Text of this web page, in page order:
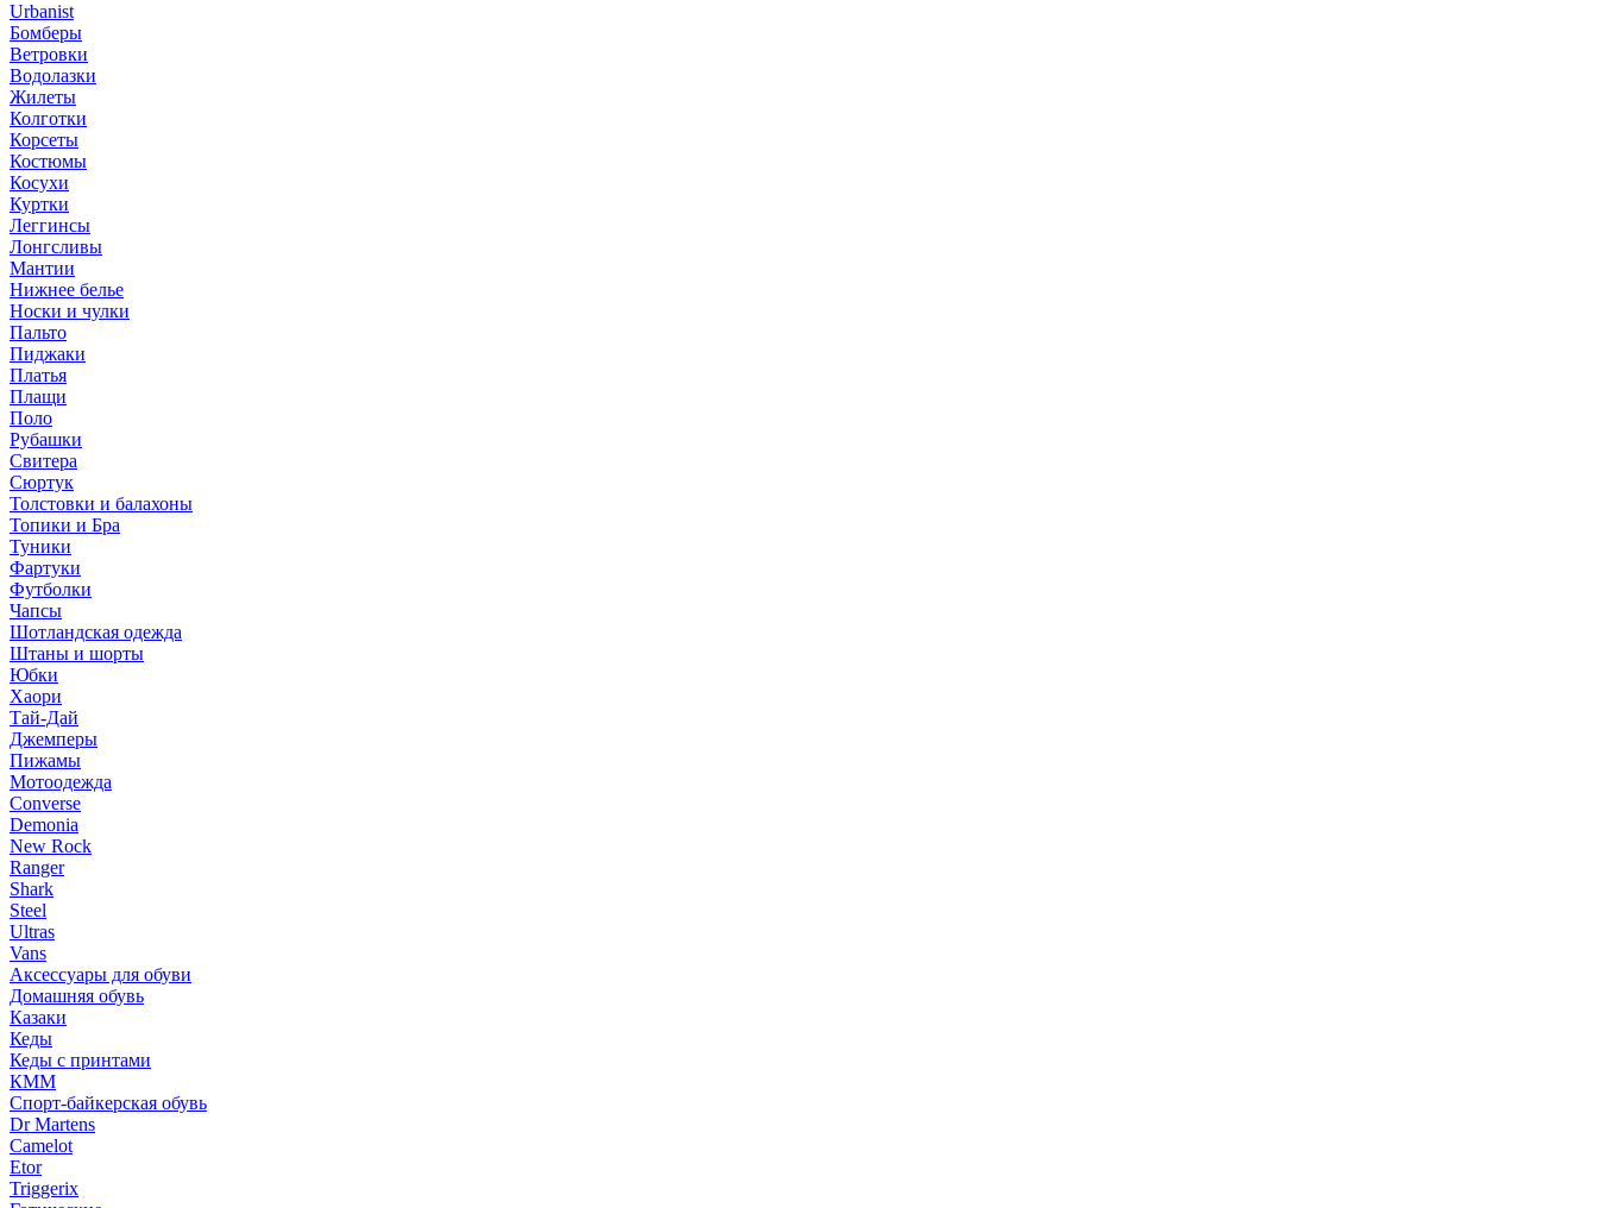
Urbanist
Бомберы
Ветровки
Водолазки
Жилеты
Колготки
Корсеты
Костюмы
Косухи
Куртки
Леггинсы
Лонгсливы
Мантии
Нижнее белье
Носки и чулки
Пальто
Пиджаки
Платья
Плащи
Поло
Рубашки
Свитера
Сюртук
Толстовки и балахоны
Топики и Бра
Туники
Фартуки
Футболки
Чапсы
Шотландская одежда
Штаны и шорты
Юбки
Хаори
Тай-Дай
Джемперы
Пижамы
Мотоодежда
Converse
Demonia
New Rock
Ranger
Shark
Steel
Ultras
Vans
Аксессуары для обуви
Домашняя обувь
Казаки
Кеды
Кеды с принтами
КММ
Спорт-байкерская обувь
Dr Martens
Camelot
Etor
Triggerix